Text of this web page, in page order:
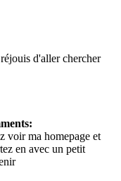
d'aller chercher
voir ma homepage et
en avec un petit